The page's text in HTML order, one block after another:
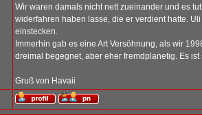
Wir waren damals nicht nett zueinander und es
widerfahren haben lasse, die er verdient hatte.
einstecken.
Immerhin gab es eine Art Versöhnung, als wir
dreimal begegnet, aber eher fremdplanetig. Es
Gruß von Havaii